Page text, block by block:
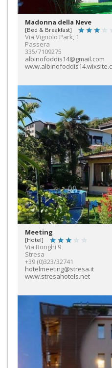
Madonna della Neve
[Bed & Breakfast]
Via Vignolo Park, 1
Passera
335/7109275
albinofoddis14@gmail.com
Meeting
[Hotel]
Via Bonghi 9
Stresa
+39 (0)323/32741
hotelmeeting@stresa.it
www.stresahotels.net